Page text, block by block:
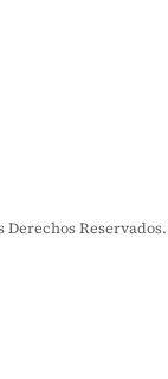
Derechos